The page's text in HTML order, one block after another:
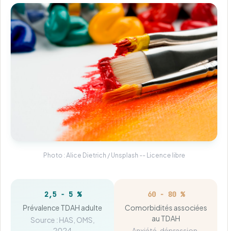
Photo : Alice Dietrich / Unsplash -- Licence libre
2,5 - 5 %
Prévalence TDAH adulte
Source : HAS, OMS,
60 - 80 %
Comorbidités associées
au TDAH